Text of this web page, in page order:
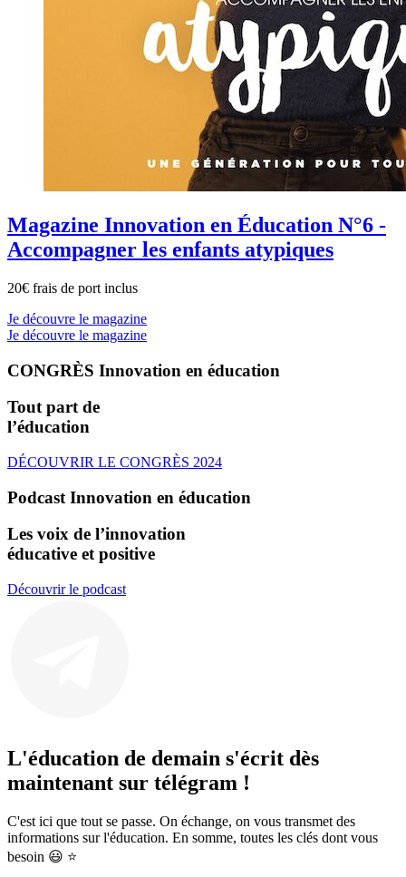
Magazine Innovation en Éducation N°6 -
Accompagner les enfants atypiques
20€ frais de port inclus
Je découvre le magazine
Je découvre le magazine
CONGRÈS Innovation en éducation
Tout part de
l’éducation
DÉCOUVRIR LE CONGRÈS 2024
Podcast Innovation en éducation
Les voix de l’innovation
éducative et positive
Découvrir le podcast
L'éducation de demain s'écrit dès
maintenant sur télégram !
C'est ici que tout se passe. On échange, on vous transmet des
informations sur l'éducation. En somme, toutes les clés dont vous
besoin 😃 ⭐️